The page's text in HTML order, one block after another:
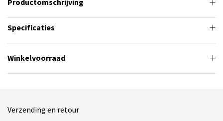
Productomschrijving
Specificaties
Winkelvoorraad
Verzending en retour